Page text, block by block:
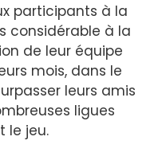
participants à la
considérable à la
de leur équipe
mois, dans le
leurs amis
ligues
le jeu.